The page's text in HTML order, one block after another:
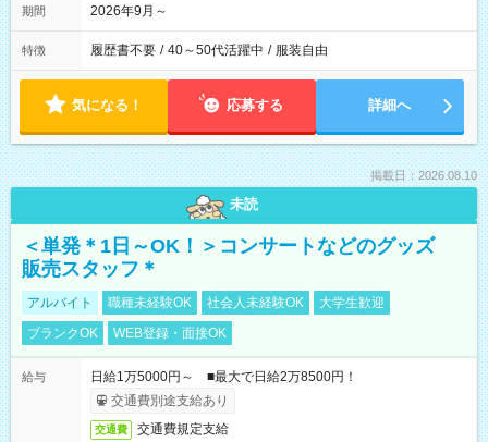
期間 2026年9月～
特徴 履歴書不要 / 40～50代活躍中 / 服装自由
気になる！ 応募する 詳細へ
掲載日：2026.08.10
未読
＜単発＊1日～OK！＞コンサートなどのグッズ
販売スタッフ＊
アルバイト 職種未経験OK 社会人未経験OK
大学生歓迎
ブランクOK
WEB登録・面接OK
給与
日給1万5000円～ ■最大で日給2万8500円！
交通費別途支給あり
交通費 交通費規定支給